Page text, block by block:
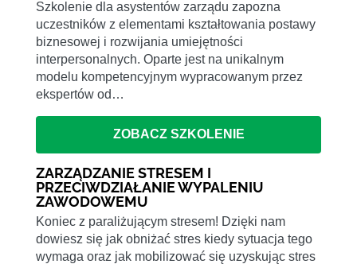
Szkolenie dla asystentów zarządu zapozna
uczestników z elementami kształtowania postawy
biznesowej i rozwijania umiejętności
interpersonalnych. Oparte jest na unikalnym
modelu kompetencyjnym wypracowanym przez
ekspertów od…
ZOBACZ SZKOLENIE
ZARZĄDZANIE STRESEM I
PRZECIWDZIAŁANIE WYPALENIU
ZAWODOWEMU
Koniec z paraliżującym stresem! Dzięki nam
dowiesz się jak obniżać stres kiedy sytuacja tego
wymaga oraz jak mobilizować się uzyskując stres